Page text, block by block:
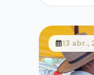
13 abr.,